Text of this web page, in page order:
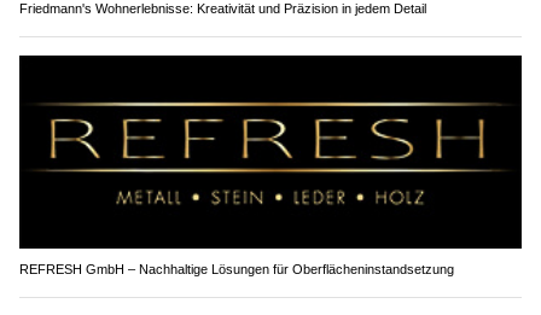
Friedmann's Wohnerlebnisse: Kreativität und Präzision in jedem Detail
REFRESH GmbH – Nachhaltige Lösungen für Oberflächeninstandsetzung